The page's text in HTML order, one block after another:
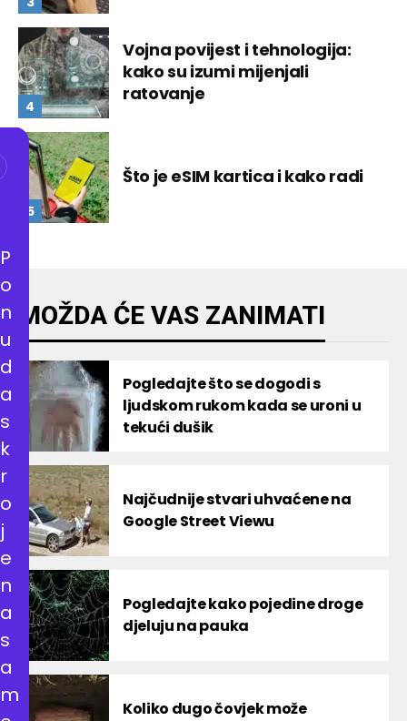
Vojna povijest i tehnologija:
kako su izumi mijenjali
ratovanje
Što je eSIM kartica i kako radi
MOŽDA ĆE VAS ZANIMATI
Pogledajte što se dogodi s
ljudskom rukom kada se uroni u
tekući dušik
Najčudnije stvari uhvaćene na
Google Street Viewu
Pogledajte kako pojedine droge
djeluju na pauka
Koliko dugo čovjek može
P
o
n
u
d
a
s
k
r
o
j
e
n
a
s
a
m